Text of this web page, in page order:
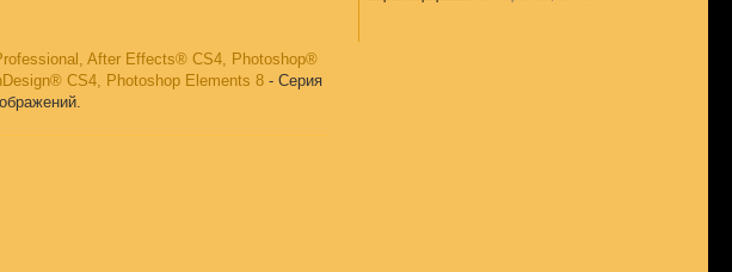
After Effects® CS4, Photoshop®
CS4, Photoshop Elements 8 - Серия